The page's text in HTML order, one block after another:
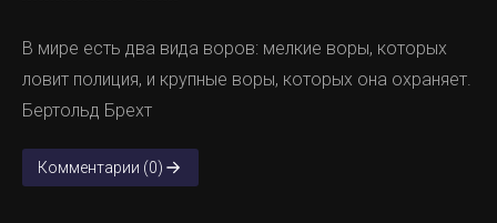
В мире есть два вида воров: мелкие воры, которых
ловит полиция, и крупные воры, которых она охраняет.
Бертольд Брехт
Комментарии (0)